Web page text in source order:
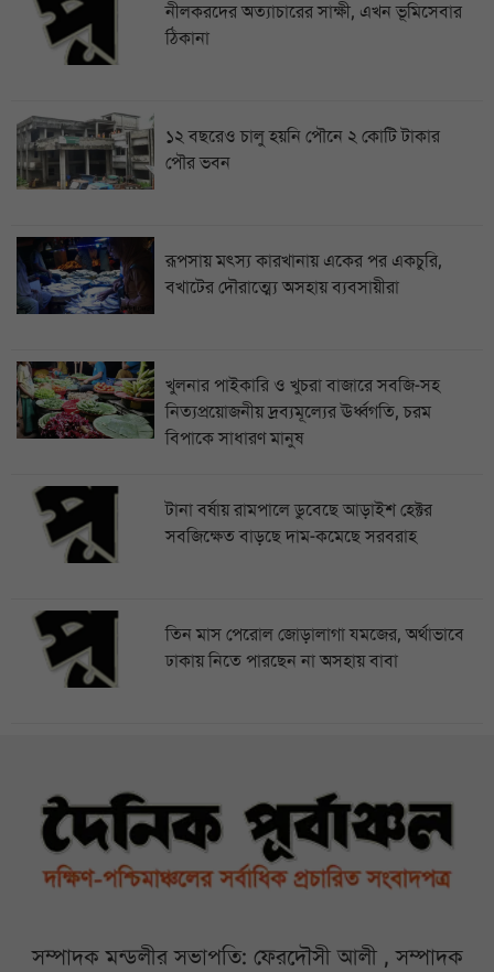
নীলকরদের অত্যাচারের সাক্ষী, এখন ভূমিসেবার
ঠিকানা
১২ বছরেও চালু হয়নি পৌনে ২ কোটি টাকার
পৌর ভবন
রূপসায় মৎস্য কারখানায় একের পর একচুরি,
বখাটের দৌরাত্ম্যে অসহায় ব্যবসায়ীরা
খুলনার পাইকারি ও খুচরা বাজারে সবজি-সহ
নিত্যপ্রয়োজনীয় দ্রব্যমূল্যের ঊর্ধ্বগতি, চরম
বিপাকে সাধারণ মানুষ
টানা বর্ষায় রামপালে ডুবেছে আড়াইশ হেক্টর
সবজিক্ষেত বাড়ছে দাম-কমেছে সরবরাহ
তিন মাস পেরোল জোড়ালাগা যমজের, অর্থাভাবে
ঢাকায় নিতে পারছেন না অসহায় বাবা
সম্পাদক মন্ডলীর সভাপতি: ফেরদৌসী আলী , সম্পাদক